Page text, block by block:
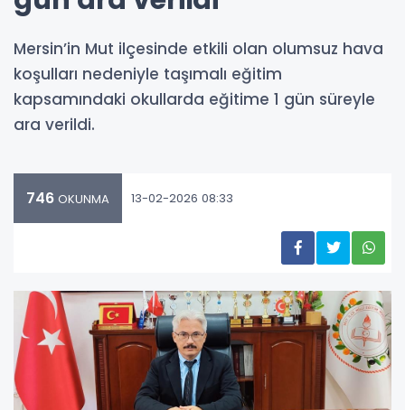
Mersin’in Mut ilçesinde etkili olan olumsuz hava
koşulları nedeniyle taşımalı eğitim
kapsamındaki okullarda eğitime 1 gün süreyle
ara verildi.
746 OKUNMA 13-02-2026 08:33